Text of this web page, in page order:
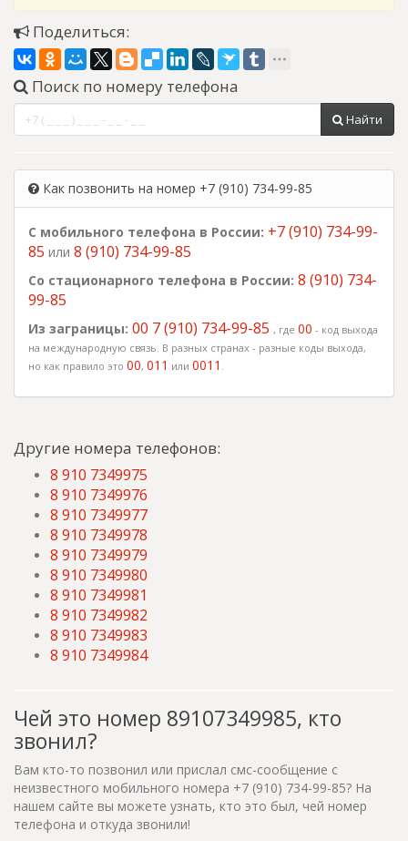
Поделиться:
Поиск по номеру телефона
Найти
Как позвонить на номер +7 (910) 734-99-85
С мобильного телефона в России: +7 (910) 734-99-
85 или 8 (910) 734-99-85
Со стационарного телефона в России: 8 (910) 734-
99-85
Из заграницы: 00 7 (910) 734-99-85 , где 00 - код выхода
на международную связь. В разных странах - разные коды выхода,
но как правило это 00, 011 или 0011 .
Другие номера телефонов:
8 910 7349975
8 910 7349976
8 910 7349977
8 910 7349978
8 910 7349979
8 910 7349980
8 910 7349981
8 910 7349982
8 910 7349983
8 910 7349984
Чей это номер 89107349985, кто
звонил?
Вам кто-то позвонил или прислал смс-сообщение с
неизвестного мобильного номера +7 (910) 734-99-85? На
нашем сайте вы можете узнать, кто это был, чей номер
телефона и откуда звонили!